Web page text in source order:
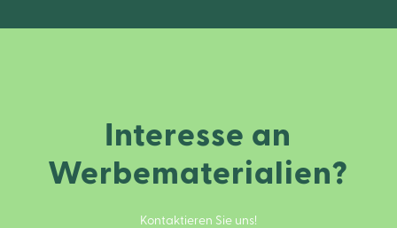
Interesse an
Werbematerialien?
Kontaktieren Sie uns!